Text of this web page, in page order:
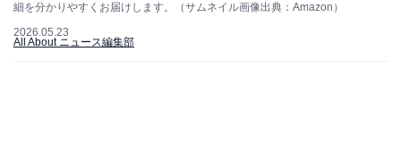
細を分かりやすくお届けします。（サムネイル画像出典：Amazon）
2026.05.23
All About ニュース編集部